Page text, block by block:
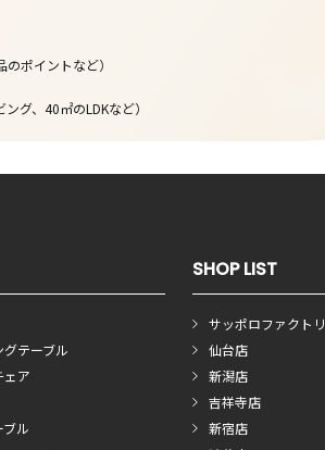
ポイントなど）
グ、40㎡のLDKなど）
グテーブル
ェア
ブル
SHOP LIST
サッポロファクト
仙台店
新潟店
吉祥寺店
新宿店